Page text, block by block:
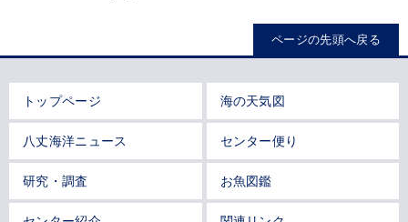
ページの先頭へ戻る
トップページ 海の天気図
八丈海洋ニュース センター便り
研究・調査 お魚図鑑